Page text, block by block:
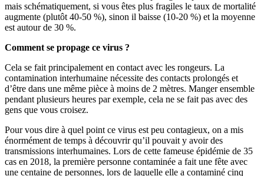
mais schématiquement, si vous êtes plus fragiles le taux de mortalité
augmente (plutôt 40-50 %), sinon il baisse (10-20 %) et la moyenne
est autour de 30 %.
Comment se propage ce virus ?
Cela se fait principalement en contact avec les rongeurs. La
contamination interhumaine nécessite des contacts prolongés et
d’être dans une même pièce à moins de 2 mètres. Manger ensemble
pendant plusieurs heures par exemple, cela ne se fait pas avec des
gens que vous croisez.
Pour vous dire à quel point ce virus est peu contagieux, on a mis
énormément de temps à découvrir qu’il pouvait y avoir des
transmissions interhumaines. Lors de cette fameuse épidémie de 35
cas en 2018, la première personne contaminée a fait une fête avec
une centaine de personnes, lors de laquelle elle a contaminé cinq